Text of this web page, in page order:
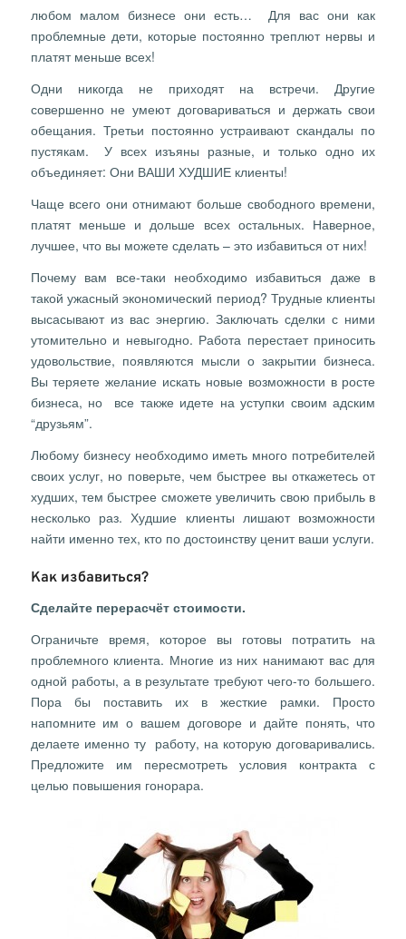
любом малом бизнесе они есть… Для вас они как
проблемные дети, которые постоянно треплют нервы и
платят меньше всех!
Одни никогда не приходят на встречи. Другие
совершенно не умеют договариваться и держать свои
обещания. Третьи постоянно устраивают скандалы по
пустякам. У всех изъяны разные, и только одно их
объединяет: Они ВАШИ ХУДШИЕ клиенты!
Чаще всего они отнимают больше свободного времени,
платят меньше и дольше всех остальных. Наверное,
лучшее, что вы можете сделать – это избавиться от них!
Почему вам все-таки необходимо избавиться даже в
такой ужасный экономический период? Трудные клиенты
высасывают из вас энергию. Заключать сделки с ними
утомительно и невыгодно. Работа перестает приносить
удовольствие, появляются мысли о закрытии бизнеса.
Вы теряете желание искать новые возможности в росте
бизнеса, но все также идете на уступки своим адским
“друзьям”.
Любому бизнесу необходимо иметь много потребителей
своих услуг, но поверьте, чем быстрее вы откажетесь от
худших, тем быстрее сможете увеличить свою прибыль в
несколько раз. Худшие клиенты лишают возможности
найти именно тех, кто по достоинству ценит ваши услуги.
Как избавиться?
Сделайте перерасчёт стоимости.
Ограничьте время, которое вы готовы потратить на
проблемного клиента. Многие из них нанимают вас для
одной работы, а в результате требуют чего-то большего.
Пора бы поставить их в жесткие рамки. Просто
напомните им о вашем договоре и дайте понять, что
делаете именно ту работу, на которую договаривались.
Предложите им пересмотреть условия контракта с
целью повышения гонорара.